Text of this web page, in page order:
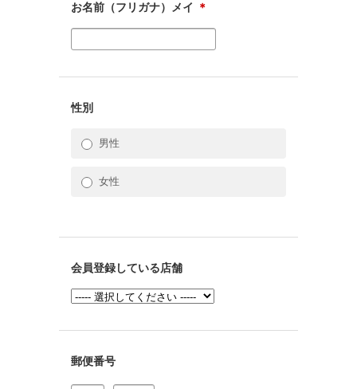
お名前（フリガナ）メイ ＊
性別
男性
女性
会員登録している店舗
郵便番号